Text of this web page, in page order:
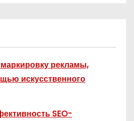
рекламы,
искусственного
SEO-